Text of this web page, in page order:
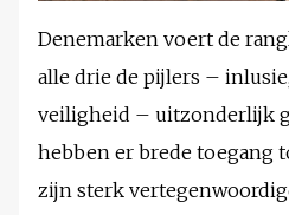
Denemarken voert de
alle drie de pijlers –
veiligheid – uitzonderlijk
hebben er brede toegang
zijn sterk